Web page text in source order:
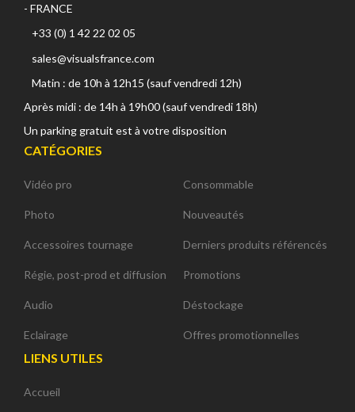
- FRANCE
+33 (0) 1 42 22 02 05
sales@visualsfrance.com
Matin : de 10h à 12h15 (sauf vendredi 12h)
Après midi : de 14h à 19h00 (sauf vendredi 18h)
Un parking gratuit est à votre disposition
CATÉGORIES
Vidéo pro
Photo
Accessoires tournage
Régie, post-prod et diffusion
Audio
Eclairage
Consommable
Nouveautés
Derniers produits référencés
Promotions
Déstockage
Offres promotionnelles
LIENS UTILES
Accueil